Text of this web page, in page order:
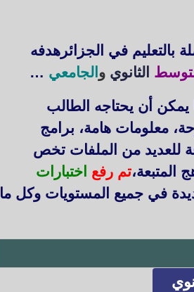
بالتعليم في الجزائرهدفه
الثانوي و الجامعي …
أن يحتاجه الطالب
معلومات هامة، برامج
للعديد من الملفات تخص
المتبعة،تم رفع اختبارات
في جميع المستويات وكل ما